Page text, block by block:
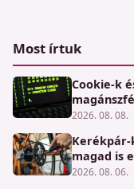
Most írtuk
Cookie-k
2026. 08. 08.
magad is
2026. 08. 06.